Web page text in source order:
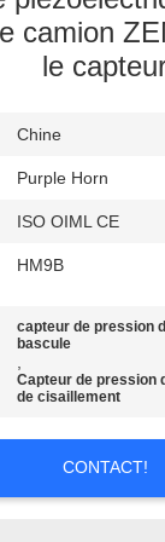
camion
le
Chine
Purple Horn
ISO OIML CE
HM9B
capteur de pression
bascule
,
Capteur de pression
de cisaillement
CONTACT!